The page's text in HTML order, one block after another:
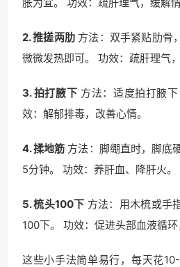
2. 推搓两肋 方法：双手紧贴肋骨
微微发热即可。 功效：疏肝理气
3. 拍打腋下 方法：适度拍打腋
效：解郁排毒，改善心情。
4. 揉地筋 方法：脚绷直时，脚底
5分钟。 功效：养肝血、降肝火。
5. 梳头100下 方法：用木梳或手
100下。 功效：促进头部血液循环
这些小手法简单易行，每天花